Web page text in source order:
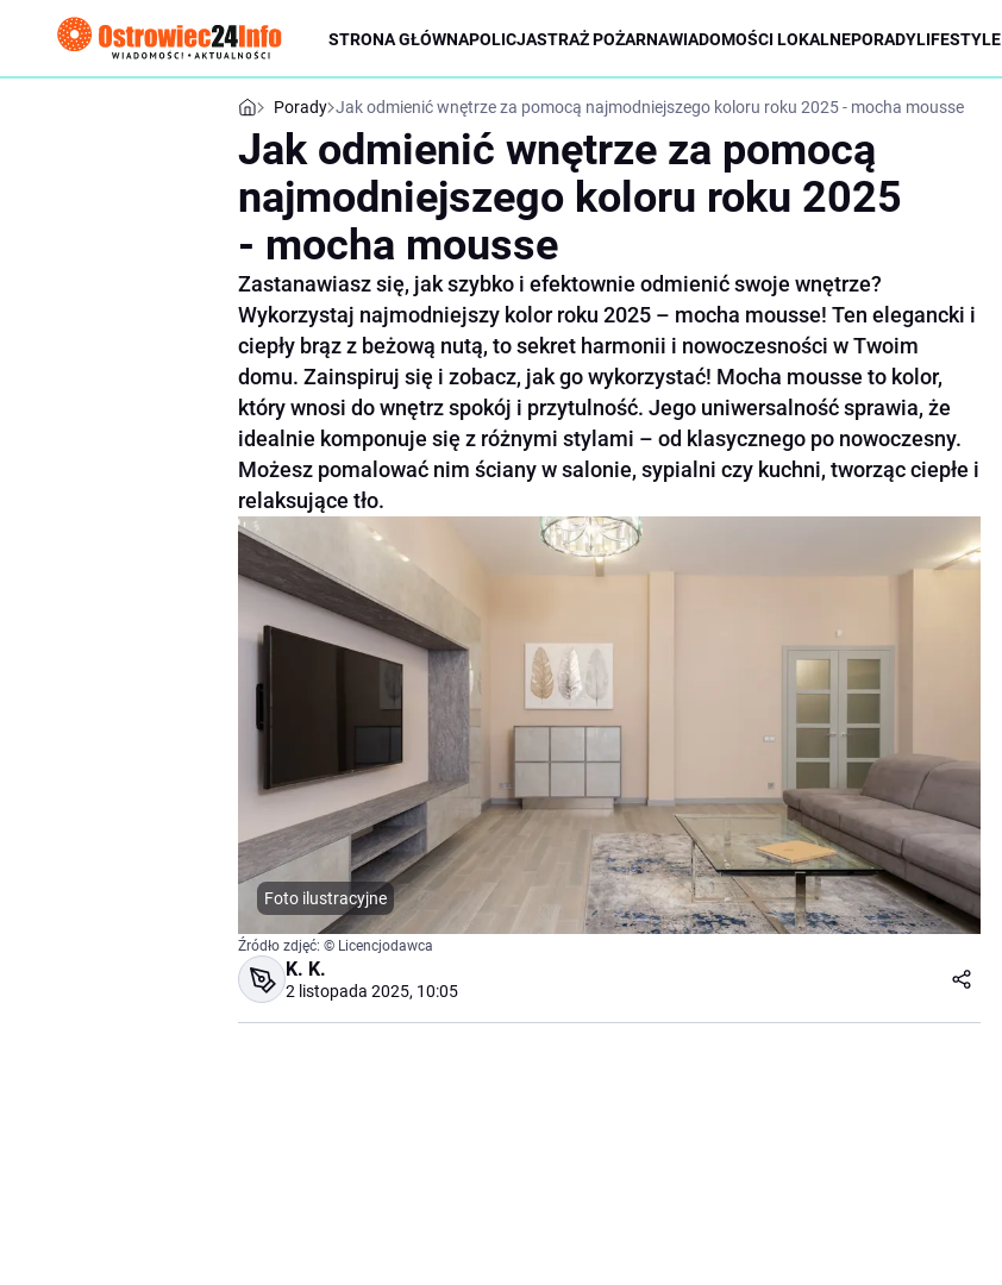
STRONA GŁÓWNAPOLICJASTRAŻ POŻARNAWIADOMOŚCI LOKALNEPORADYLIFESTYLE
Porady Jak odmienić wnętrze za pomocą najmodniejszego koloru roku 2025 - mocha mousse
Jak odmienić wnętrze za pomocą
najmodniejszego koloru roku 2025
- mocha mousse
Zastanawiasz się, jak szybko i efektownie odmienić swoje wnętrze?
Wykorzystaj najmodniejszy kolor roku 2025 – mocha mousse! Ten elegancki i
ciepły brąz z beżową nutą, to sekret harmonii i nowoczesności w Twoim
domu. Zainspiruj się i zobacz, jak go wykorzystać! Mocha mousse to kolor,
który wnosi do wnętrz spokój i przytulność. Jego uniwersalność sprawia, że
idealnie komponuje się z różnymi stylami – od klasycznego po nowoczesny.
Możesz pomalować nim ściany w salonie, sypialni czy kuchni, tworząc ciepłe i
relaksujące tło.
Foto ilustracyjne
Źródło zdjęć: © Licencjodawca
K. K.
2 listopada 2025, 10:05